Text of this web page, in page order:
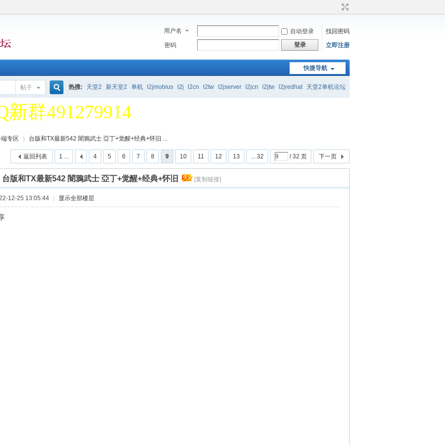
用户名 自动登录
找回密码
密码
登录 立即注册
快捷导航
帖子 热搜: 天堂2 新天堂2 单机 l2jmobius l2j l2cn l2tw l2jserver l2jcn l2jtw l2jredhat 天堂2单机论坛
2单机论坛 欢迎大家 一起交流学习
新群491279914
新群491279914
专区
›
台版和TX最新542 闇鴉武士 亞丁+觉醒+经典+怀旧 ...
1 ... 4 5 6 7 8 9 10 11 12 13 ... 32 / 32 页 下一页
返回列表
台版和TX最新542 闇鴉武士 亞丁+觉醒+经典+怀旧 [复制链接]
12-25 13:05:44 显示全部楼层